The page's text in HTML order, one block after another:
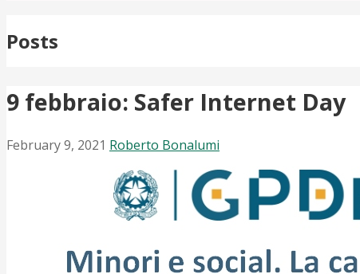
Posts
9 febbraio: Safer Internet Day
February 9, 2021 Roberto Bonalumi